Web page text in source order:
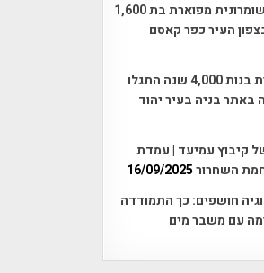
שרידי אחוזה שומרונית מפוארת בת 1,600
העיר כפר קאסם
פתילות קדומות בנות 4,000 שנה התגלו
באתר בניה בעיר יהוד
קיבוץ עמיעד | עמדת
השחרור16/09/2025
חושפים: כך התמודדה
עם משבר מים